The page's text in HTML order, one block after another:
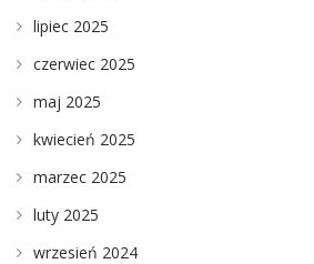
lipiec 2025
czerwiec 2025
maj 2025
kwiecień 2025
marzec 2025
luty 2025
wrzesień 2024